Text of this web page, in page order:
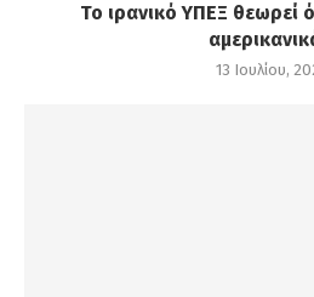
Το ιρανικό ΥΠΕΞ θεωρεί
13 Ιουλίου,